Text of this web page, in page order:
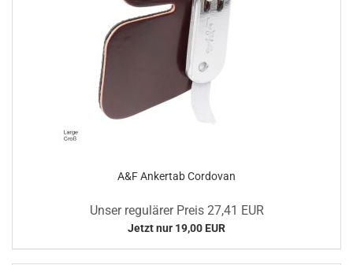
A&F Ankertab Cordovan
Unser regulärer Preis 27,41 EUR
Jetzt nur 19,00 EUR